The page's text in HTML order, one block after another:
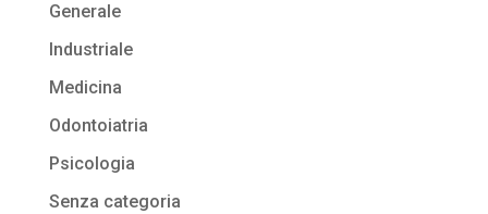
Generale
Industriale
Medicina
Odontoiatria
Psicologia
Senza categoria